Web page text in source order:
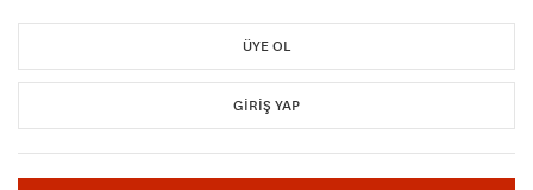
ÜYE OL
GIRIŞ YAP